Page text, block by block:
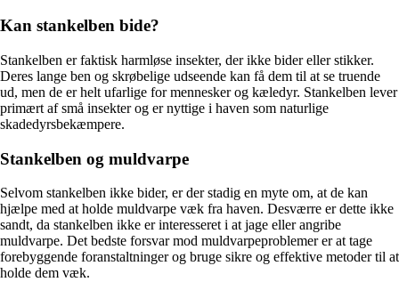
Kan stankelben bide?
Stankelben er faktisk harmløse insekter, der ikke bider eller stikker.
Deres lange ben og skrøbelige udseende kan få dem til at se truende
ud, men de er helt ufarlige for mennesker og kæledyr. Stankelben lever
primært af små insekter og er nyttige i haven som naturlige
skadedyrsbekæmpere.
Stankelben og muldvarpe
Selvom stankelben ikke bider, er der stadig en myte om, at de kan
hjælpe med at holde muldvarpe væk fra haven. Desværre er dette ikke
sandt, da stankelben ikke er interesseret i at jage eller angribe
muldvarpe. Det bedste forsvar mod muldvarpeproblemer er at tage
forebyggende foranstaltninger og bruge sikre og effektive metoder til at
holde dem væk.